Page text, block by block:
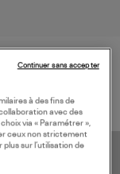
à des fins de
avec des
via « Paramétrer »,
ceux non strictement
sur l’utilisation de
Continuer sans accepter